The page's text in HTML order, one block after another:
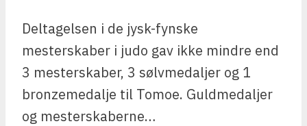
Deltagelsen i de jysk-fynske
mesterskaber i judo gav ikke mindre end
3 mesterskaber, 3 sølvmedaljer og 1
bronzemedalje til Tomoe. Guldmedaljer
og mesterskaberne…